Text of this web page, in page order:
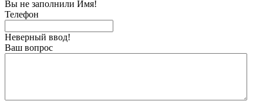
Вы не заполнили Имя!
Телефон
Неверный ввод!
Ваш вопрос